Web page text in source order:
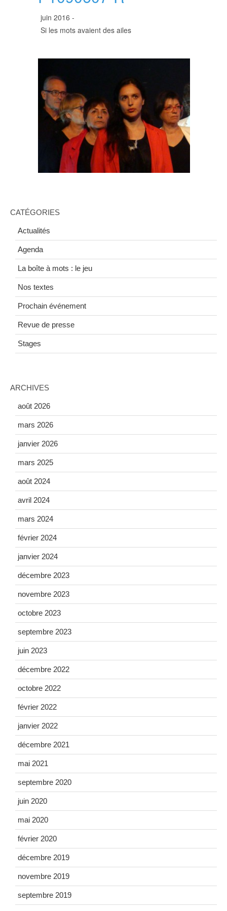
juin 2016 -
Si les mots avaient des ailes
CATÉGORIES
Actualités
Agenda
La boîte à mots : le jeu
Nos textes
Prochain événement
Revue de presse
Stages
ARCHIVES
août 2026
mars 2026
janvier 2026
mars 2025
août 2024
avril 2024
mars 2024
février 2024
janvier 2024
décembre 2023
novembre 2023
octobre 2023
septembre 2023
juin 2023
décembre 2022
octobre 2022
février 2022
janvier 2022
décembre 2021
mai 2021
septembre 2020
juin 2020
mai 2020
février 2020
décembre 2019
novembre 2019
septembre 2019